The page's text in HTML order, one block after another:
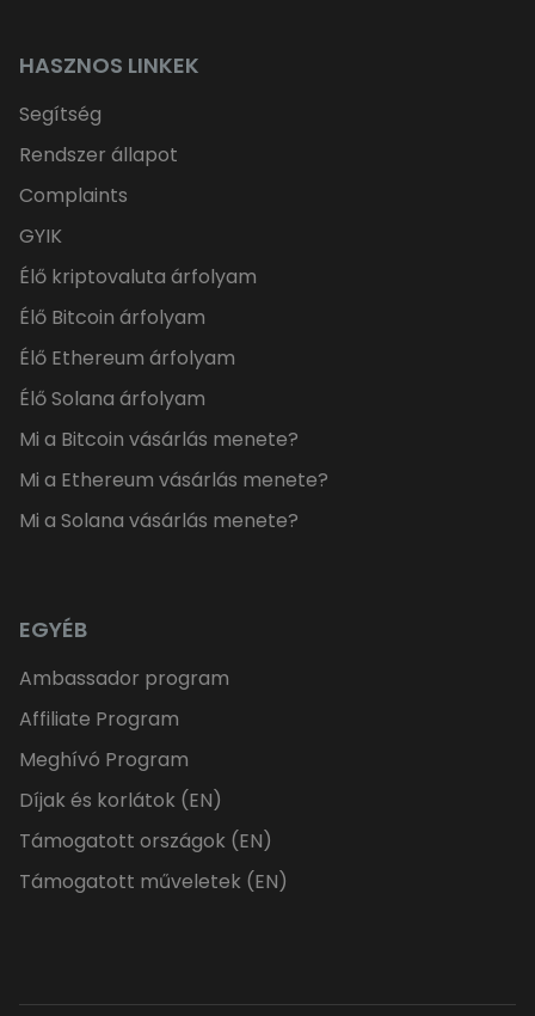
HASZNOS LINKEK
Segítség
Rendszer állapot
Complaints
GYIK
Élő kriptovaluta árfolyam
Élő Bitcoin árfolyam
Élő Ethereum árfolyam
Élő Solana árfolyam
Mi a Bitcoin vásárlás menete?
Mi a Ethereum vásárlás menete?
Mi a Solana vásárlás menete?
EGYÉB
Ambassador program
Affiliate Program
Meghívó Program
Díjak és korlátok (EN)
Támogatott országok (EN)
Támogatott műveletek (EN)